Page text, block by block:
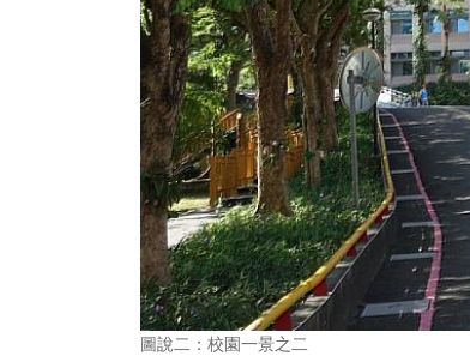
圖說二：校園一景之二